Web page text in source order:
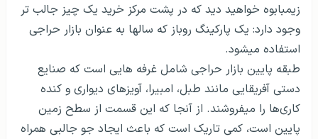
زیمبابوه خواهید دید که در پشت مرکز خرید یک چیز جالب تر
وجود دارد: یک پارکینگ روباز که سالها به عنوان بازار حراجی
استفاده می­شود.
طبقه پایین بازار حراجی شامل غرفه هایی است که صنایع
دستی آفریقایی مانند طبل، ام­بیرا، آویزهای دیواری و کنده
کاری‌ها را می­فروشند. از آنجا که این قسمت از سطح زمین
پایین است، کمی تاریک است که باعث ایجاد جو جالبی همراه